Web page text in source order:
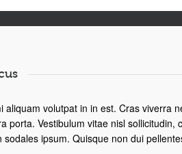
aliquam volutpat in in est. Cras viverra
porta. Vestibulum vitae nisl
sodales ipsum. Quisque non dui